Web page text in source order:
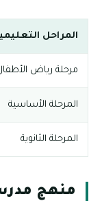
المراحل
مرحلة رياض
المرحلة الأساسية
المرحلة الثانوية
منهج